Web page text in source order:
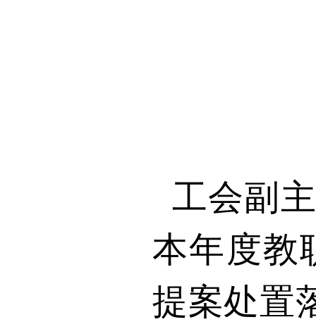
工会副
本年度教
提案处置